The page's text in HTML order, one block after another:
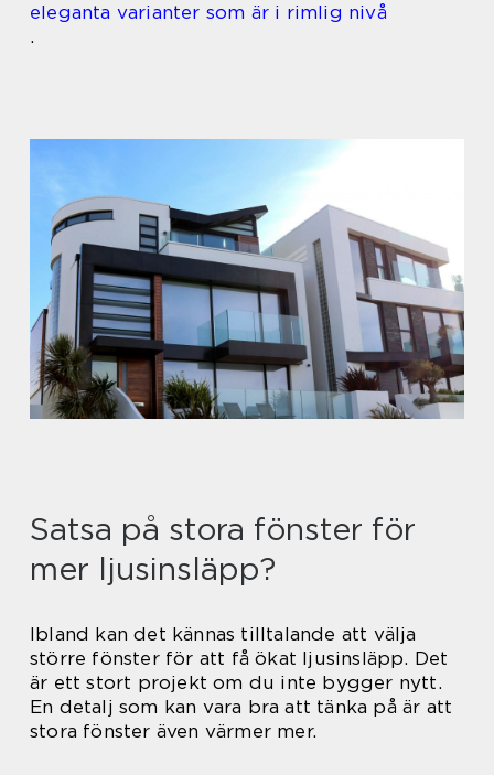
eleganta varianter som är i rimlig nivå
.
Satsa på stora fönster för
mer ljusinsläpp?
Ibland kan det kännas tilltalande att välja
större fönster för att få ökat ljusinsläpp. Det
är ett stort projekt om du inte bygger nytt.
En detalj som kan vara bra att tänka på är att
stora fönster även värmer mer.